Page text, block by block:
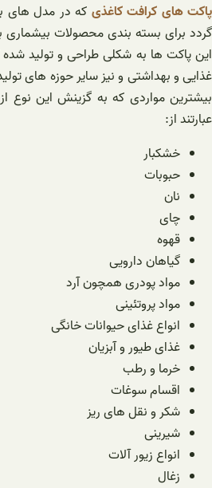
پاکت های کرافت کاغذی که در مدل های
گردد برای بسته بندی محصولات
این پاکت ها به شکلی طراحی و تولید
غذایی و بهداشتی و نیز سایر حوزه های
بیشترین مواردی که به گزینش این نوع
عبارتند از:
خشکبار
حبوبات
نان
چای
قهوه
گیاهان دارویی
مواد پودری همچون آرد
مواد پروتئینی
انواع غذای حیوانات خانگی
غذای طیور و آبزیان
خرما و رطب
اقسام سوغات
شکر و نقل های ریز
شیرینی
انواع زیور آلات
زغال